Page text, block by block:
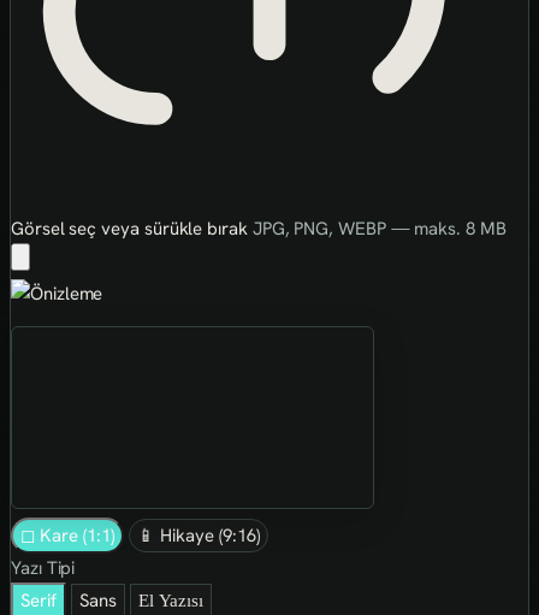
Görsel seç veya sürükle bırak JPG, PNG, WEBP — maks. 8 MB
◻ Kare (1:1)
📱 Hikaye (9:16)
Yazı Tipi
Serif
Sans El Yazısı